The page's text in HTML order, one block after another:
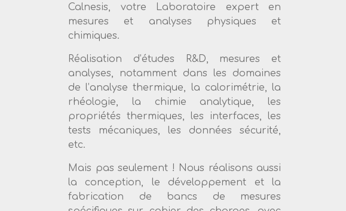
Calnesis, votre Laboratoire expert en
mesures et analyses physiques et
chimiques.
Réalisation d’études R&D, mesures et
analyses, notamment dans les domaines
de l’analyse thermique, la calorimétrie, la
rhéologie, la chimie analytique, les
propriétés thermiques, les interfaces, les
tests mécaniques, les données sécurité,
etc.
Mais pas seulement ! Nous réalisons aussi
la conception, le développement et la
fabrication de bancs de mesures